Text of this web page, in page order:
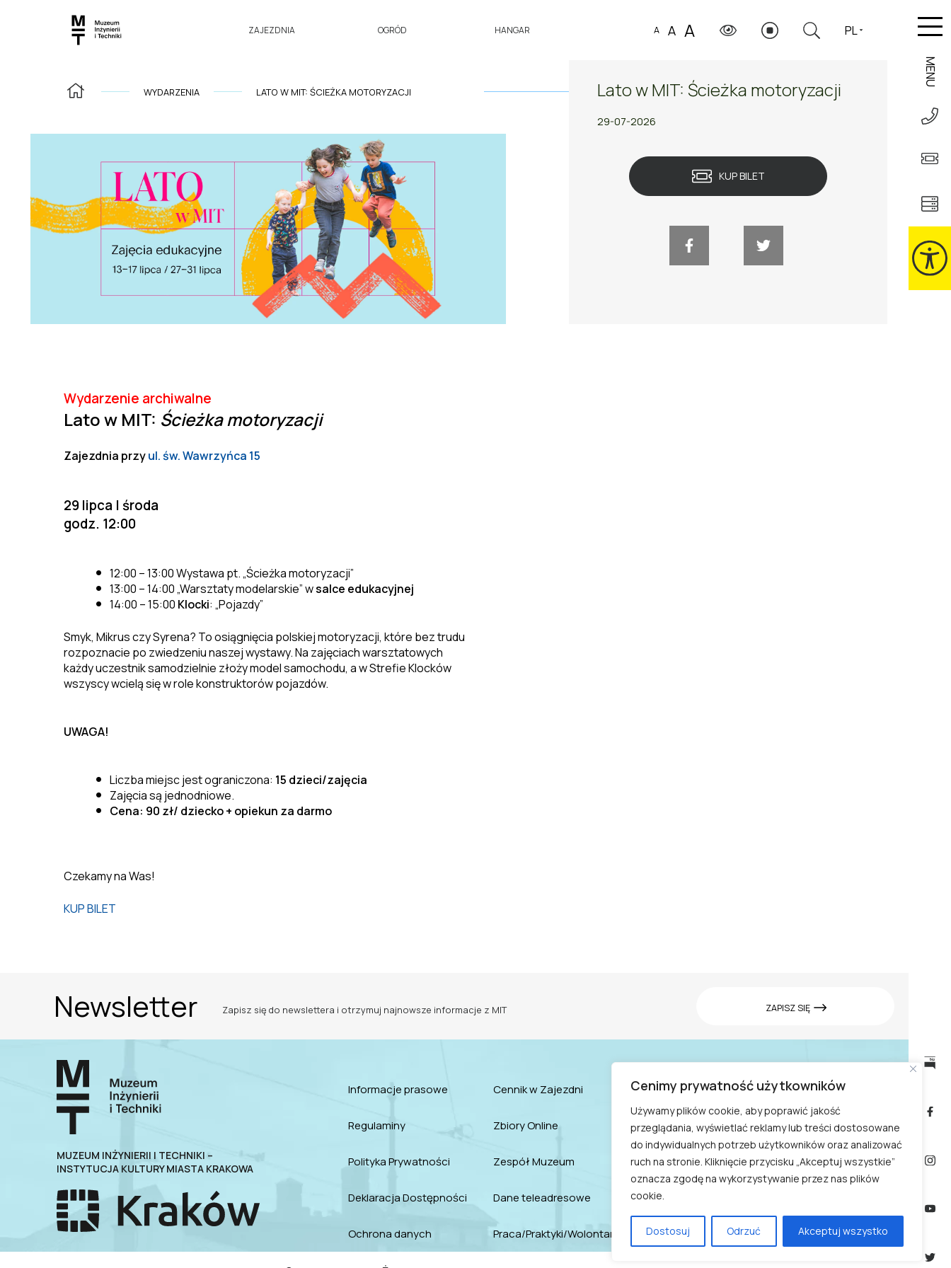
Cenimy prywatność użytkowników
Używamy plików cookie, aby poprawić jakość
przeglądania, wyświetlać reklamy lub treści dostosowane
do indywidualnych potrzeb użytkowników oraz analizować
ruch na stronie. Kliknięcie przycisku „Akceptuj wszystkie”
oznacza zgodę na wykorzystywanie przez nas plików
cookie.
Dostosuj Odrzuć Akceptuj wszystko
ZAJEZDNIA OGRÓD HANGAR A A A PL
MENU
WYDARZENIA LATO W MIT: ŚCIEŻKA MOTORYZACJI Lato w MIT: Ścieżka motoryzacji
29-07-2026
KUP BILET
Wydarzenie archiwalne
Lato w MIT: Ścieżka motoryzacji
Zajezdnia przyul. św. Wawrzyńca 15
29 lipca | środa
godz. 12:00
12:00 – 13:00 Wystawa pt. „Ścieżka motoryzacji”
13:00 – 14:00 „Warsztaty modelarskie” wsalce edukacyjnej
14:00 – 15:00 Klocki: „Pojazdy”
Smyk, Mikrus czy Syrena? To osiągnięcia polskiej motoryzacji, które bez trudu
rozpoznacie po zwiedzeniu naszej wystawy. Na zajęciach warsztatowych
każdy uczestnik samodzielnie złoży model samochodu, a w Strefie Klocków
wszyscy wcielą się w role konstruktorów pojazdów.
UWAGA!
Liczba miejsc jest ograniczona: 15 dzieci/zajęcia
Zajęcia są jednodniowe.
Cena: 90 zł/ dziecko + opiekun za darmo
Czekamy na Was!
KUP BILET
Newsletter Zapisz się do newslettera i otrzymuj najnowsze informacje z MIT ZAPISZ SIĘ
MUZEUM INŻYNIERII I TECHNIKI –
INSTYTUCJA KULTURY MIASTA KRAKOWA
Informacje prasowe
Regulaminy
Polityka Prywatności
Deklaracja Dostępności
Ochrona danych
Cennik w Zajezdni
Zbiory Online
Zespół Muzeum
Dane teleadresowe
Praca/Praktyki/Wolontariat
Cennik w Ogrodzie
Doświadczeń
Zwiedzanie Ogrodu
Doświadczeń
Kontakt
biuletyn
publicznej